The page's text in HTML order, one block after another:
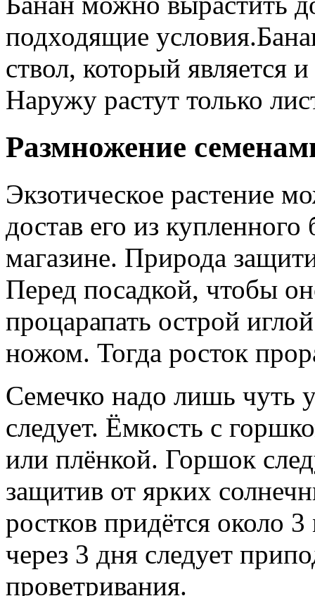
подходящие условия.
ствол, который является
Наружу растут только
Размножение
Экзотическое растение
достав его из
магазине. Природа
Перед посадкой, чтобы
процарапать острой
ножом. Тогда росток
Семечко надо лишь чуть
следует. Ёмкость с
или плёнкой. Горшок
защитив от ярких
ростков придётся около
через 3 дня следует
проветривания.